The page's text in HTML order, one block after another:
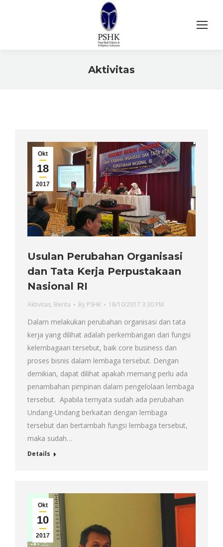
Aktivitas
Okt
18
2017
Usulan Perubahan Organisasi
dan Tata Kerja Perpustakaan
Nasional RI
Aktivitas, Berita By PSHK 18/10/2017 3:30 PM
Dalam melakukan perubahan organisasi dan tata
kerja yang dilihat adalah perkembangan dari fungsi
kelembagaan tersebut, baik core business dan
proses bisnis dalam lembaga tersebut. Dengan
demikian, dapat dilihat apakah memang perlu ada
penambahan pimpinan dalam pengelolaan lembaga
tersebut. Apabila ternyata sudah ada perubahan
Undang-Undang berkaitan dengan lembaga
tersebut dan bertambah fungsi lembaga tersebut,
maka sudah…
Details
Okt
10
2017